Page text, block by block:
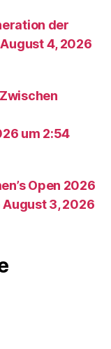
der
4, 2026
um 2:54
Open 2026
3, 2026